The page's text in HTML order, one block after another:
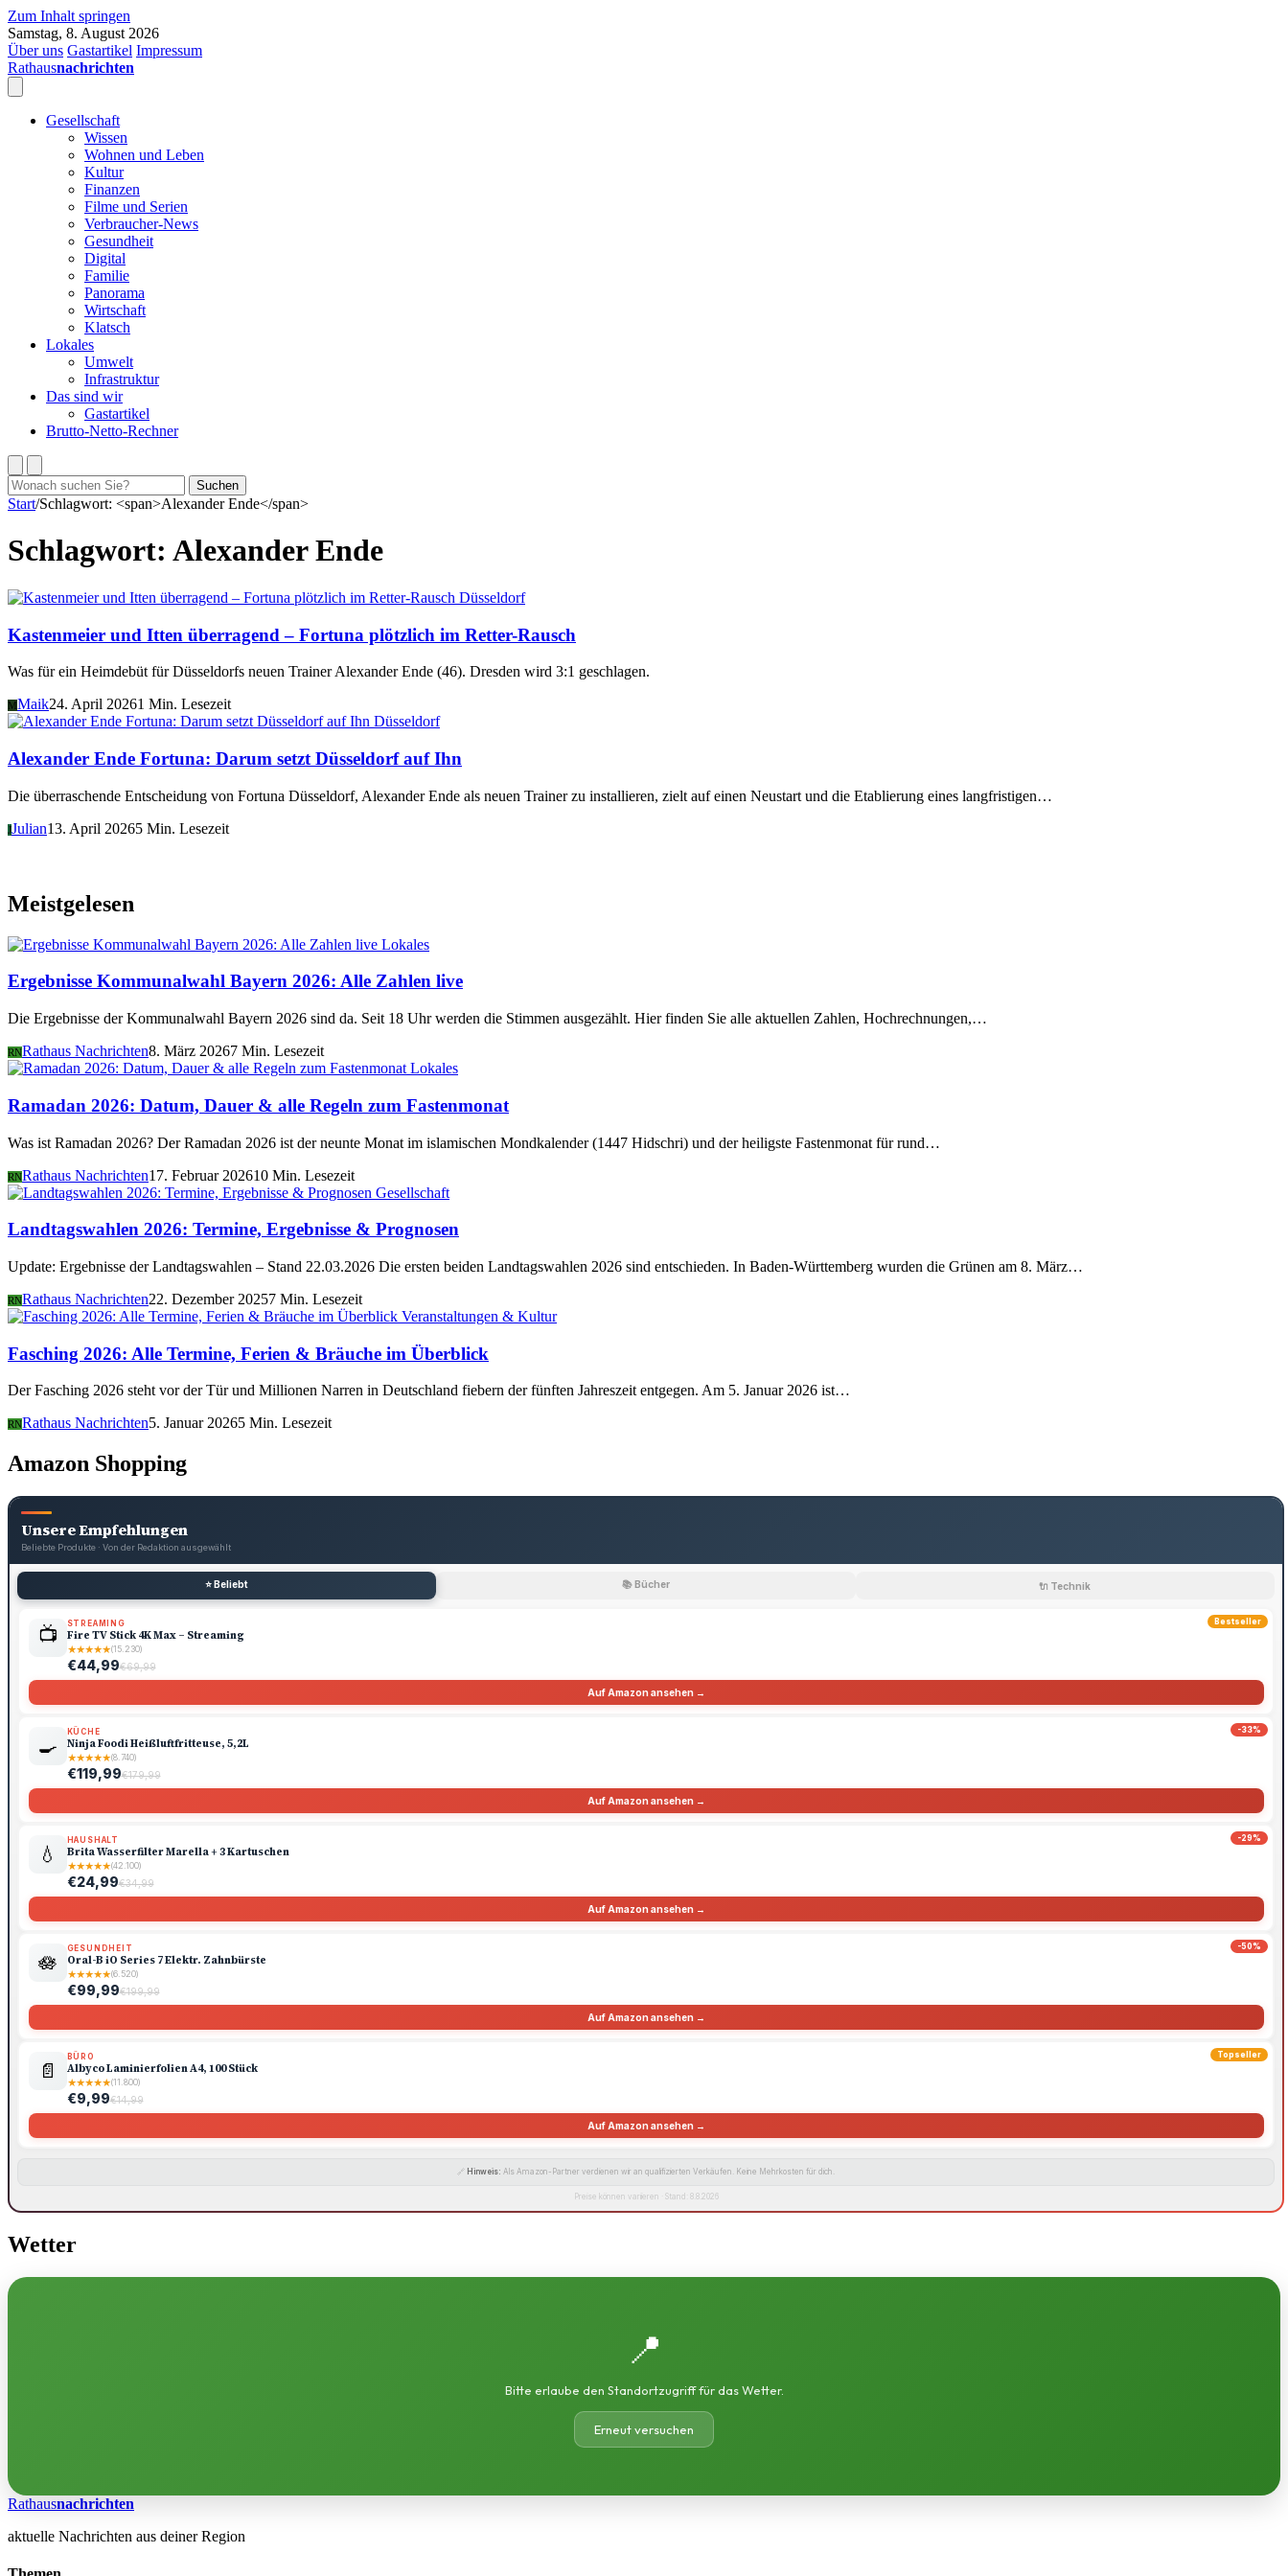
Zum Inhalt springen
Samstag, 8. August 2026
Über uns Gastartikel Impressum
Rathausnachrichten
Gesellschaft
Wissen
Wohnen und Leben
Kultur
Finanzen
Filme und Serien
Verbraucher-News
Gesundheit
Digital
Familie
Panorama
Wirtschaft
Klatsch
Lokales
Umwelt
Infrastruktur
Das sind wir
Gastartikel
Brutto-Netto-Rechner
Suchen
nach:
Suchen
Start/Schlagwort: <span>Alexander Ende</span>
Schlagwort: Alexander Ende
Düsseldorf
Kastenmeier und Itten überragend – Fortuna plötzlich im Retter-Rausch
Was für ein Heimdebüt für Düsseldorfs neuen Trainer Alexander Ende (46). Dresden wird 3:1 geschlagen.
M Maik24. April 20261 Min. Lesezeit
Düsseldorf
Alexander Ende Fortuna: Darum setzt Düsseldorf auf Ihn
Die überraschende Entscheidung von Fortuna Düsseldorf, Alexander Ende als neuen Trainer zu installieren, zielt auf einen Neustart und die Etablierung eines langfristigen…
JJulian13. April 20265 Min. Lesezeit
Meistgelesen
Lokales
Ergebnisse Kommunalwahl Bayern 2026: Alle Zahlen live
Die Ergebnisse der Kommunalwahl Bayern 2026 sind da. Seit 18 Uhr werden die Stimmen ausgezählt. Hier finden Sie alle aktuellen Zahlen, Hochrechnungen,…
RNRathaus Nachrichten8. März 20267 Min. Lesezeit
Lokales
Ramadan 2026: Datum, Dauer & alle Regeln zum Fastenmonat
Was ist Ramadan 2026? Der Ramadan 2026 ist der neunte Monat im islamischen Mondkalender (1447 Hidschri) und der heiligste Fastenmonat für rund…
RNRathaus Nachrichten17. Februar 202610 Min. Lesezeit
Gesellschaft
Landtagswahlen 2026: Termine, Ergebnisse & Prognosen
Update: Ergebnisse der Landtagswahlen – Stand 22.03.2026 Die ersten beiden Landtagswahlen 2026 sind entschieden. In Baden-Württemberg wurden die Grünen am 8. März…
RNRathaus Nachrichten22. Dezember 20257 Min. Lesezeit
Veranstaltungen & Kultur
Fasching 2026: Alle Termine, Ferien & Bräuche im Überblick
Der Fasching 2026 steht vor der Tür und Millionen Narren in Deutschland fiebern der fünften Jahreszeit entgegen. Am 5. Januar 2026 ist…
RNRathaus Nachrichten5. Januar 20265 Min. Lesezeit
Amazon Shopping
Unsere Empfehlungen
Beliebte Produkte · Von der Redaktion ausgewählt
⭐ Beliebt 📚 Bücher 🔌 Technik
Bestseller
📺 STREAMING
Fire TV Stick 4K Max – Streaming
★★★★★(15.230)
€44,99€69,99
Auf Amazon ansehen →
-33%
🍳
KÜCHE
Ninja Foodi Heißluftfritteuse, 5,2L
★★★★★(8.740)
€119,99€179,99
Auf Amazon ansehen →
-29%
💧
HAUSHALT
Brita Wasserfilter Marella + 3 Kartuschen
★★★★★(42.100)
€24,99€34,99
Auf Amazon ansehen →
-50%
🪷
GESUNDHEIT
Oral-B iO Series 7 Elektr. Zahnbürste
★★★★★(6.520)
€99,99€199,99
Auf Amazon ansehen →
Topseller
📄
BÜRO
Albyco Laminierfolien A4, 100 Stück
★★★★★(11.800)
€9,99€14,99
Auf Amazon ansehen →
🔗 Hinweis: Als Amazon-Partner verdienen wir an qualifizierten Verkäufen. Keine Mehrkosten für dich.
Preise können variieren · Stand: 8.8.2026
Wetter
📍
Bitte erlaube den Standortzugriff für das Wetter.
Erneut versuchen
Rathausnachrichten
aktuelle Nachrichten aus deiner Region